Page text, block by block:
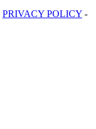
PRIVACY POLICY -